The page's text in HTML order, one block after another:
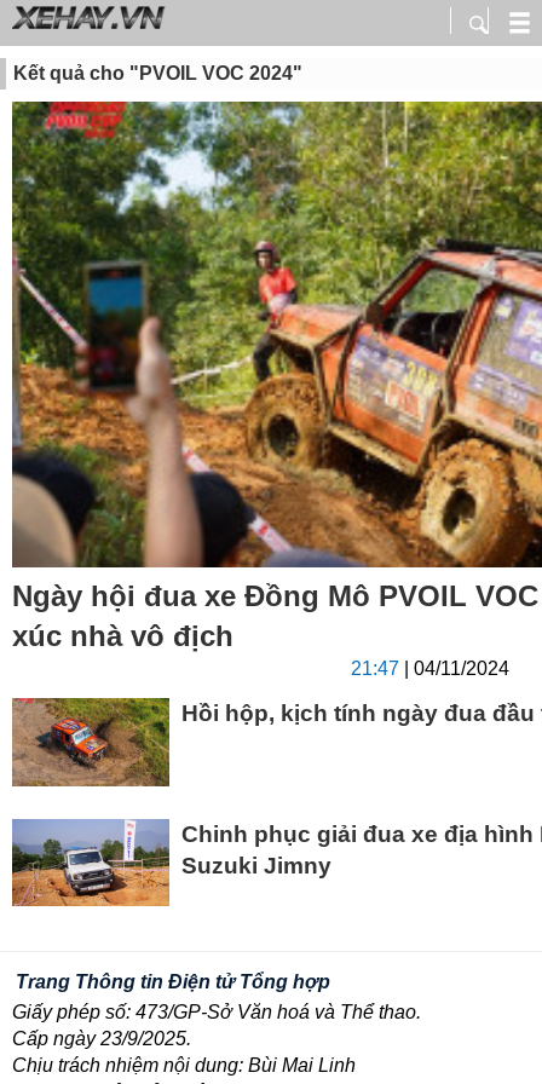
Kết quả cho "PVOIL VOC 2024"
Ngày hội đua xe Đồng Mô PVOIL
xúc nhà vô địch
21:47 | 04/11/2024
Hồi hộp, kịch tính ngày đua đầu
Chinh phục giải đua xe địa hình
Suzuki Jimny
Trang Thông tin Điện tử Tổng hợp
Giấy phép số: 473/GP-Sở Văn hoá và Thể thao.
Cấp ngày 23/9/2025.
Chịu trách nhiệm nội dung: Bùi Mai Linh